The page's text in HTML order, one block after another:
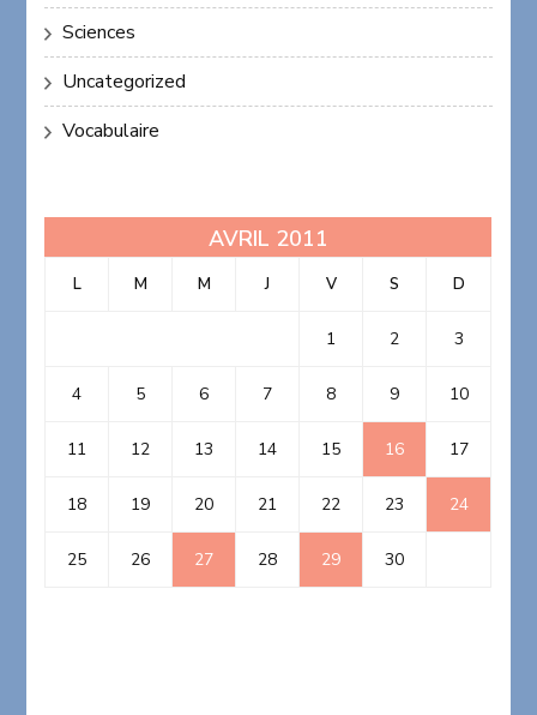
Sciences
Uncategorized
Vocabulaire
AVRIL 2011
L M M J V S D
1 2 3
4 5 6 7 8 9 10
11 12 13 14 15 16 17
18 19 20 21 22 23 24
25 26 27 28 29 30